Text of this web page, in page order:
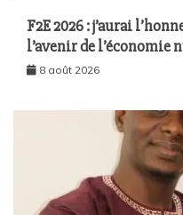
F2E 2026 : j’aurai
l’avenir de l’économie
8 août 2026